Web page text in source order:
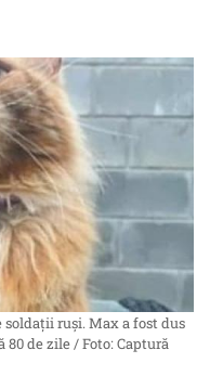
ruși. Max a fost dus
de zile / Foto: Captură